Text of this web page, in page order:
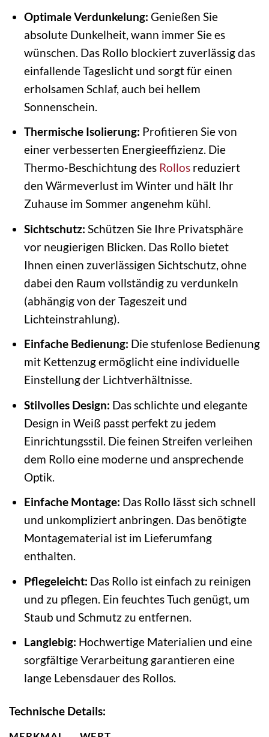
Optimale Verdunkelung: Genießen Sie
absolute Dunkelheit, wann immer Sie es
wünschen. Das Rollo blockiert zuverlässig das
einfallende Tageslicht und sorgt für einen
erholsamen Schlaf, auch bei hellem
Sonnenschein.
Thermische Isolierung: Profitieren Sie von
einer verbesserten Energieeffizienz. Die
Thermo-Beschichtung des Rollosreduziert
den Wärmeverlust im Winter und hält Ihr
Zuhause im Sommer angenehm kühl.
Sichtschutz: Schützen Sie Ihre Privatsphäre
vor neugierigen Blicken. Das Rollo bietet
Ihnen einen zuverlässigen Sichtschutz, ohne
dabei den Raum vollständig zu verdunkeln
(abhängig von der Tageszeit und
Lichteinstrahlung).
Einfache Bedienung: Die stufenlose Bedienung
mit Kettenzug ermöglicht eine individuelle
Einstellung der Lichtverhältnisse.
Stilvolles Design: Das schlichte und elegante
Design in Weiß passt perfekt zu jedem
Einrichtungsstil. Die feinen Streifen verleihen
dem Rollo eine moderne und ansprechende
Optik.
Einfache Montage: Das Rollo lässt sich schnell
und unkompliziert anbringen. Das benötigte
Montagematerial ist im Lieferumfang
enthalten.
Pflegeleicht: Das Rollo ist einfach zu reinigen
und zu pflegen. Ein feuchtes Tuch genügt, um
Staub und Schmutz zu entfernen.
Langlebig: Hochwertige Materialien und eine
sorgfältige Verarbeitung garantieren eine
lange Lebensdauer des Rollos.
Technische Details: